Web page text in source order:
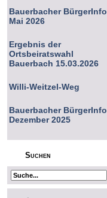
Bauerbacher BürgerInfo
Mai 2026
Ergebnis der
Ortsbeiratswahl
Bauerbach 15.03.2026
Willi-Weitzel-Weg
Bauerbacher BürgerInfo
Dezember 2025
Suchen